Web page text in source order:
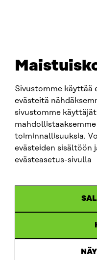
Sivustomme käyttää
evästeitä
sivustomme
toiminnallisuuksia.
evästeiden sisältöön
evästeasetus-sivulla
SITRA SOSIAALISESSA
LinkedIn
Instagram
YouTube
Saavutettavuusseloste